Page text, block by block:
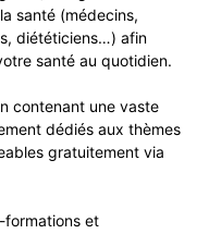
santé (médecins,
diététiciens…) afin
santé au quotidien.
contenant une vaste
dédiés aux thèmes
gratuitement via
formations et